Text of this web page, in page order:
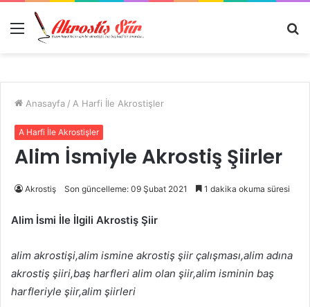
Menü
Anasayfa / A Harfi İle Akrostişler
A Harfi İle Akrostişler
Alim İsmiyle Akrostiş Şiirler
Akrostiş Son güncelleme: 09 Şubat 2021 1 dakika okuma süresi
Alim İsmi İle İlgili Akrostiş Şiir
alim akrostişi,alim ismine akrostiş şiir çalışması,alim adına
akrostiş şiiri,baş harfleri alim olan şiir,alim isminin baş
harfleriyle şiir,alim şiirleri